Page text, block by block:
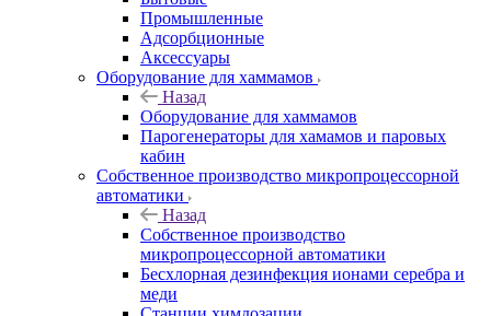
Промышленные
Адсорбционные
Аксессуары
Оборудование для хаммамов
Назад
Оборудование для хаммамов
Парогенераторы для хамамов и паровых
кабин
Собственное производство микропроцессорной
автоматики
Назад
Собственное производство
микропроцессорной автоматики
Беcхлорная дезинфекция ионами серебра и
меди